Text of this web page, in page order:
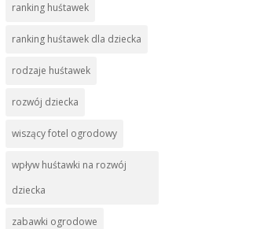
ranking huśtawek
ranking huśtawek dla dziecka
rodzaje huśtawek
rozwój dziecka
wiszący fotel ogrodowy
wpływ huśtawki na rozwój
dziecka
zabawki ogrodowe